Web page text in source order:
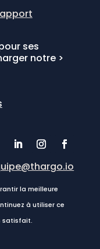
ses
notre >
la meilleure
à utiliser ce
satisfait.